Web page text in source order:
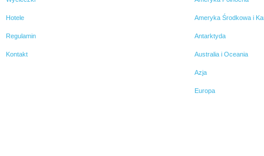
Hotele
Regulamin
Kontakt
Ameryka Środkowa i
Antarktyda
Australia i Oceania
Azja
Europa